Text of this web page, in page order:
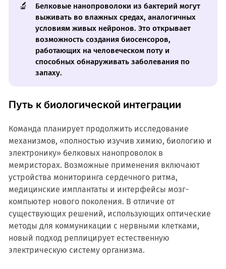
🔬
Белковые нанопроволоки из бактерий могут
выживать во влажных средах, аналогичных
условиям живых нейронов. Это открывает
возможность создания биосенсоров,
работающих на человеческом поту и
способных обнаруживать заболевания по
запаху.
Путь к биологической интеграции
Команда планирует продолжить исследование
механизмов, «полностью изучив химию, биологию и
электронику» белковых нанопроволок в
мемристорах. Возможные применения включают
устройства мониторинга сердечного ритма,
медицинские имплантаты и интерфейсы мозг-
компьютер нового поколения. В отличие от
существующих решений, использующих оптические
методы для коммуникации с нервными клетками,
новый подход реплицирует естественную
электрическую систему организма.